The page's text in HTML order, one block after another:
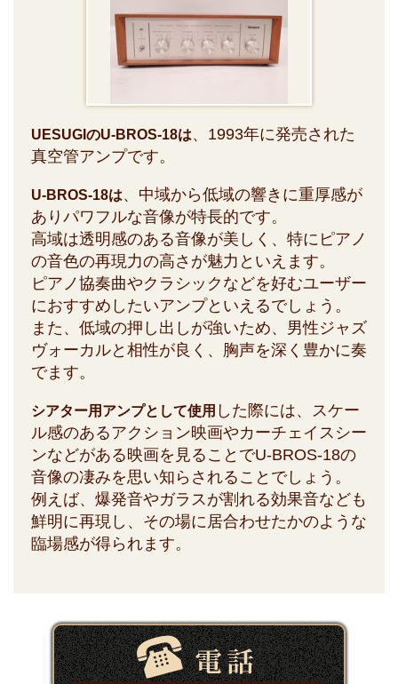
UESUGIのU-BROS-18は、1993年に発売された
真空管アンプです。
U-BROS-18は、中域から低域の響きに重厚感が
ありパワフルな音像が特長的です。
高域は透明感のある音像が美しく、特にピアノ
の音色の再現力の高さが魅力といえます。
ピアノ協奏曲やクラシックなどを好むユーザー
におすすめしたいアンプといえるでしょう。
また、低域の押し出しが強いため、男性ジャズ
ヴォーカルと相性が良く、胸声を深く豊かに奏
でます。
シアター用アンプとして使用 した際には、スケー
ル感のあるアクション映画やカーチェイスシー
ンなどがある映画を見ることでU-BROS-18の
音像の凄みを思い知らされることでしょう。
例えば、爆発音やガラスが割れる効果音なども
鮮明に再現し、その場に居合わせたかのような
臨場感が得られます。